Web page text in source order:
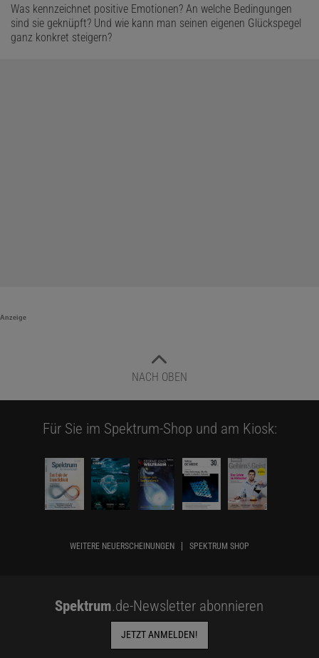
Was kennzeichnet positive Emotionen? An welche Bedingungen
sind sie geknüpft? Und wie kann man seinen eigenen Glückspegel
ganz konkret steigern?
Anzeige
NACH OBEN
Für Sie im Spektrum-Shop und am Kiosk:
WEITERE NEUERSCHEINUNGEN SPEKTRUM SHOP
Spektrum.de-Newsletter abonnieren
JETZT ANMELDEN!